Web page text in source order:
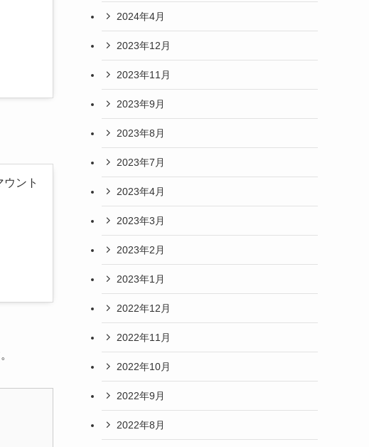
ント
2024年4月
2023年12月
2023年11月
2023年9月
2023年8月
2023年7月
2023年4月
2023年3月
2023年2月
2023年1月
2022年12月
2022年11月
2022年10月
2022年9月
2022年8月